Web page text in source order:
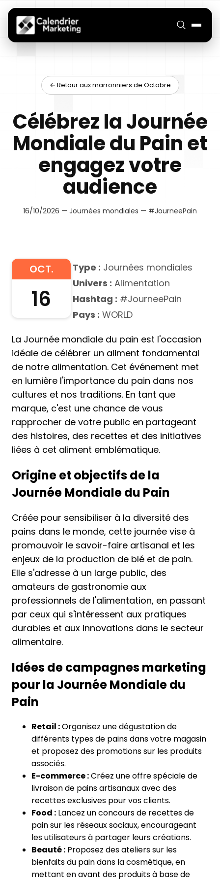
← Retour aux marronniers de Octobre
Célébrez la Journée
Mondiale du Pain et
engagez votre
audience
16/10/2026 — Journées mondiales — #JourneePain
OCT.
16
Type : Journées mondiales
Univers : Alimentation
Hashtag : #JourneePain
Pays : WORLD
La Journée mondiale du pain est l'occasion
idéale de célébrer un aliment fondamental
de notre alimentation. Cet événement met
en lumière l'importance du pain dans nos
cultures et nos traditions. En tant que
marque, c'est une chance de vous
rapprocher de votre public en partageant
des histoires, des recettes et des initiatives
liées à cet aliment emblématique.
Origine et objectifs de la
Journée Mondiale du Pain
Créée pour sensibiliser à la diversité des
pains dans le monde, cette journée vise à
promouvoir le savoir-faire artisanal et les
enjeux de la production de blé et de pain.
Elle s'adresse à un large public, des
amateurs de gastronomie aux
professionnels de l'alimentation, en passant
par ceux qui s'intéressent aux pratiques
durables et aux innovations dans le secteur
alimentaire.
Idées de campagnes marketing
pour la Journée Mondiale du
Pain
Retail :Organisez une dégustation de
différents types de pains dans votre magasin
et proposez des promotions sur les produits
associés.
E-commerce :Créez une offre spéciale de
livraison de pains artisanaux avec des
recettes exclusives pour vos clients.
Food : Lancez un concours de recettes de
pain sur les réseaux sociaux, encourageant
les utilisateurs à partager leurs créations.
Beauté : Proposez des ateliers sur les
bienfaits du pain dans la cosmétique, en
mettant en avant des produits à base de